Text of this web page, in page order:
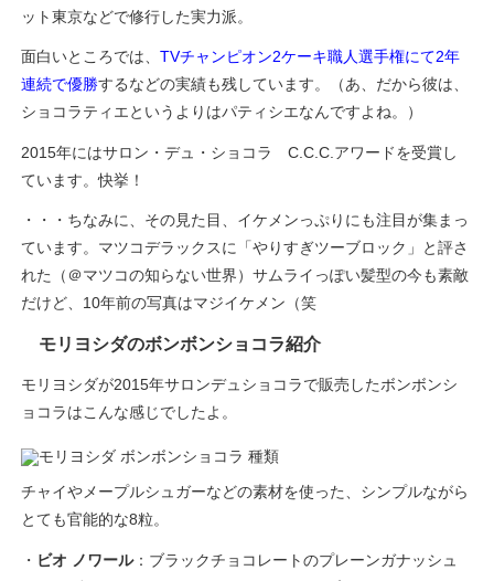
ット東京などで修行した実力派。
面白いところでは、TVチャンピオン2ケーキ職人選手権にて2年
連続で優勝するなどの実績も残しています。（あ、だから彼は、
ショコラティエというよりはパティシエなんですよね。）
2015年にはサロン・デュ・ショコラ C.C.C.アワードを受賞し
ています。快挙！
・・・ちなみに、その見た目、イケメンっぷりにも注目が集まっ
ています。マツコデラックスに「やりすぎツーブロック」と評さ
れた（＠マツコの知らない世界）サムライっぽい髪型の今も素敵
だけど、10年前の写真はマジイケメン（笑
モリヨシダのボンボンショコラ紹介
モリヨシダが2015年サロンデュショコラで販売したボンボンシ
ョコラはこんな感じでしたよ。
チャイやメープルシュガーなどの素材を使った、シンプルながら
とても官能的な8粒。
・ ビオ ノワール：ブラックチョコレートのプレーンガナッシュ